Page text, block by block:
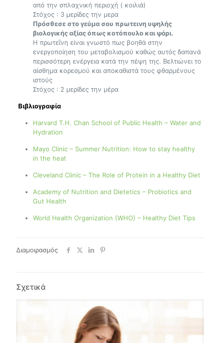
από την σπλαχνική περιοχή ( κοιλιά)
Στόχος : 3 μερίδες την μερα
Πρόσθεσε στο γεύμα σου πρωτεινη υψηλής
βιολογικής αξίας όπως κοτόπουλο και ψάρι.
Η πρωτεΐνη είναι γνωστό πως βοηθά στην
ενεργοποίηση του μεταβολισμού καθώς αυτός δαπανά
περισσότερη ενέργεια κατά την πέψη της. Βελτιώνει το
αίσθημα κορεσμού και αποκαθιστά τους φθαρμένους
ιστούς
Στόχος : 2 μερίδες την μέρα
Βιβλιογραφία
Harvard T.H. Chan School of Public Health – Water and
Hydration
Mayo Clinic – Summer Nutrition: How to stay healthy
in the heat
Cleveland Clinic – The Role of Protein in a Healthy Diet
Academy of Nutrition and Dietetics – Probiotics and
Gut Health
World Health Organization (WHO) – Healthy Diet Tips
Διαμοιρασμός
Σχετικά